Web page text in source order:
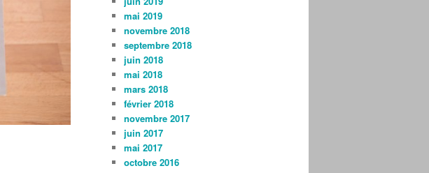
mai 2019
novembre 2018
septembre 2018
juin 2018
mai 2018
mars 2018
février 2018
novembre 2017
juin 2017
mai 2017
octobre 2016